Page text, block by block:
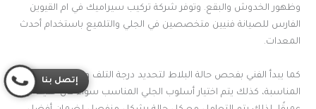
وظهور الخدوش والبقع. وتوفر شركة تركيب سيراميك في ام القيوين
الفارس للصيانة فنيين متخصصين في الجلي والتلميع باستخدام أحدث
المعدات.
كما يبدأ الفني بفحص حالة البلاط لتحديد درجة التلف ونوع المعالجة
المناسبة، كذلك يتم اختيار أسلوب الجلي المناسب سواء كان خفيفًا أو
إتصل بنا